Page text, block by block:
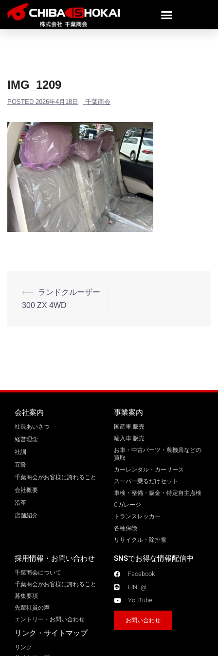
IMG_1209
POSTED 2026年4月18日 千葉商会
⟵
ランドクルーザー
300 ZX 4WD
会社案内
社長あいさつ
経営理念
社訓
五誓
千葉商会がお客様に誇れること
会社概要
沿革
店舗紹介
事業案内
国産車 販売
輸入車 販売
お車・中古パーツ・農機具などの
買取
カーレンタル・カーリース
スーパー乗るだけセット
車検・整備・鈑金・特定自主点検
Cガレージ
トランスレッカー
各種保険
リサイクル・除排雪
採用情報・お問い合わせ
千葉商会について
千葉商会がお客様に誇れること​
募集要項
先輩社員の声
エントリー・お問い合わせ
リンク・サイトマップ
リンク
SNSでお得な情報配信中
Facebook
LINE@
YouTube
お問い合わせ